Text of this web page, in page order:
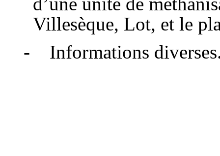
Villesèque, Lot, et le
- Informations